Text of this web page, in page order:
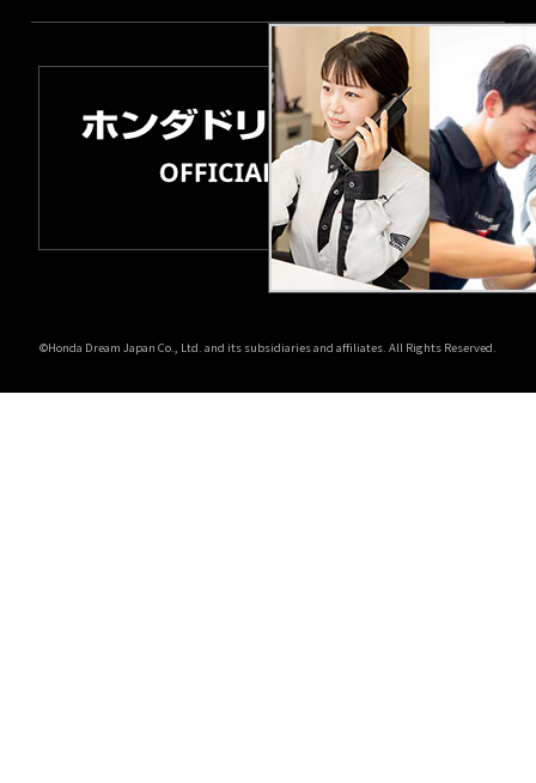
©Honda Dream Japan Co., Ltd. and its subsidiaries and affiliates. All Rights Reserved.